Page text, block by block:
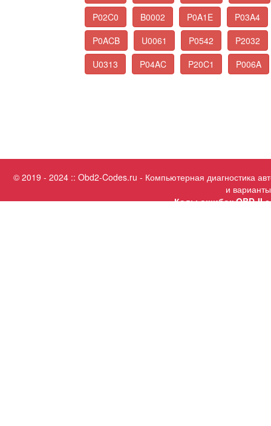
P02C0
B0002 P0A1E
P03A4
P0ACB
U0061 P0542
P2032
U0313
P04AC P20C1 P006A
© 2019 - 2024 :: Obd2-Codes.ru - Компьютерная диагностика
и
Коды ошибок OBD-II